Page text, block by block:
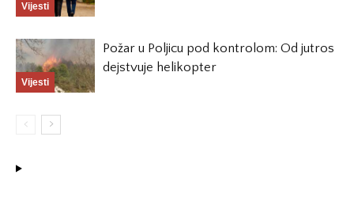
Vijesti
Vijesti
Požar u Poljicu pod kontrolom: Od jutros
dejstvuje helikopter